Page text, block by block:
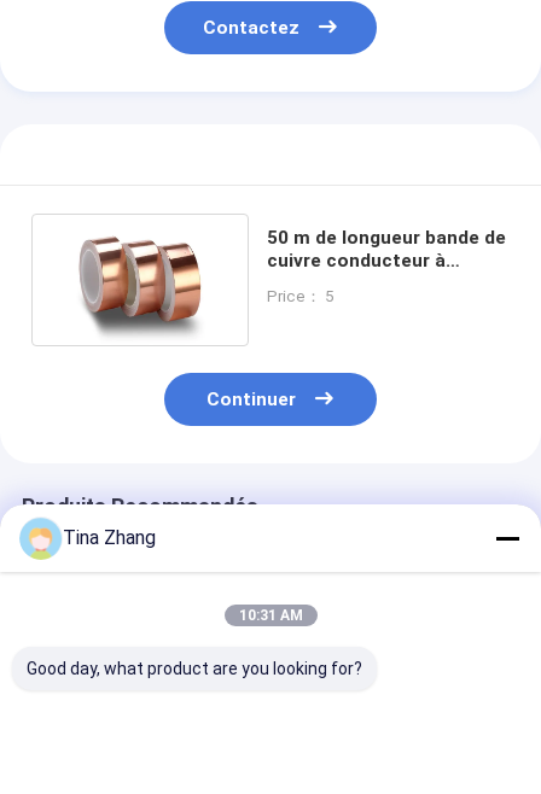
Contactez
50 m de longueur bande de
cuivre conducteur à
Price： 5
Continuer
Produits Recommandés
Tina Zhang
10:31 AM
Good day, what product are you looking for?